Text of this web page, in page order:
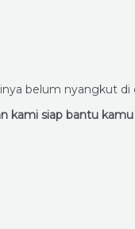
belum nyangkut
kami siap bantu